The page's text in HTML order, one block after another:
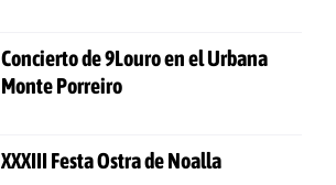
Concierto de 9Louro en el Urbana
Monte Porreiro
XXXIII Festa Ostra de Noalla